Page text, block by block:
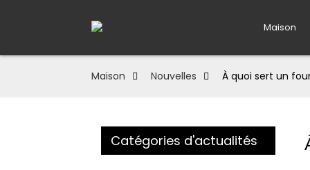
Maison
Maison Nouvelles À quoi sert un
Catégories d'actualités